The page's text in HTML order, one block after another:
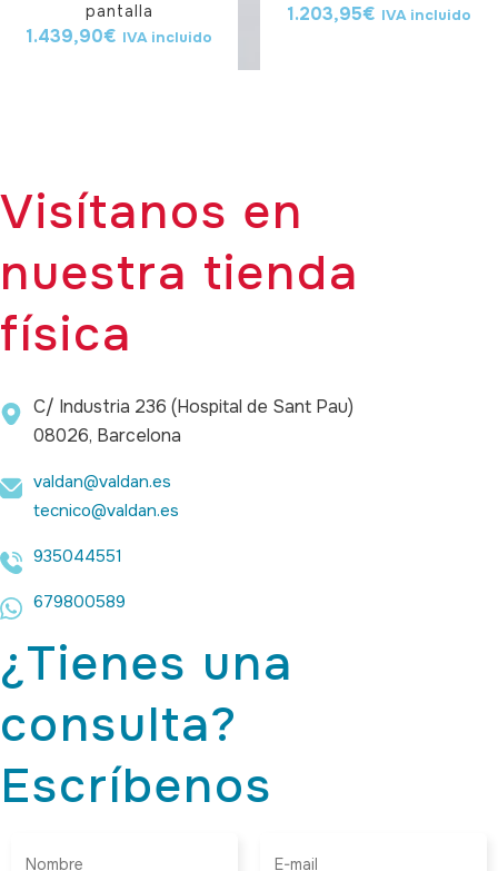
pantalla
1.439,90€ IVA incluido
1.203,95€ IVA incluido
Visítanos en
nuestra tienda
física
C/ Industria 236 (Hospital de Sant Pau)
08026, Barcelona
valdan@valdan.es
tecnico@valdan.es
935044551
679800589
¿Tienes una
consulta?
Escríbenos